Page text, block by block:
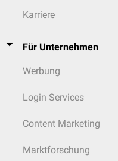
Karriere
Für Unternehmen
Werbung
Login Services
Content Marketing
Marktforschung